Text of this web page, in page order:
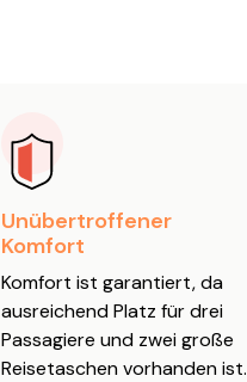
Unübertroffener
Komfort
Komfort ist garantiert, da
ausreichend Platz für drei
Passagiere und zwei große
Reisetaschen vorhanden ist.